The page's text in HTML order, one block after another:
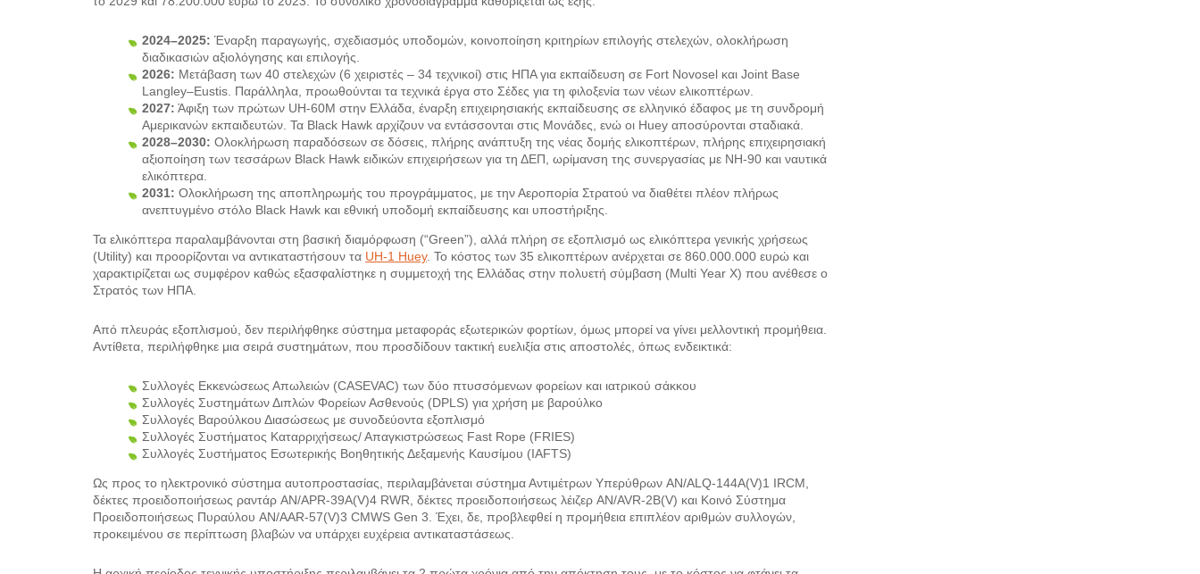
2024–2025: Έναρξη παραγωγής, σχεδιασμός υποδομών, κοινοποίηση κριτηρίων επιλογής στελεχών, ολοκλήρωση
διαδικασιών αξιολόγησης και επιλογής.
2026: Μετάβαση των 40 στελεχών (6 χειριστές – 34 τεχνικοί) στις ΗΠΑ για εκπαίδευση σε Fort Novosel και Joint Base
Langley–Eustis. Παράλληλα, προωθούνται τα τεχνικά έργα στο Σέδες για τη φιλοξενία των νέων ελικοπτέρων.
2027: Άφιξη των πρώτων UH-60M στην Ελλάδα, έναρξη επιχειρησιακής εκπαίδευσης σε ελληνικό έδαφος με τη συνδρομή
Αμερικανών εκπαιδευτών. Τα Black Hawk αρχίζουν να εντάσσονται στις Μονάδες, ενώ οι Huey αποσύρονται σταδιακά.
2028–2030: Ολοκλήρωση παραδόσεων σε δόσεις, πλήρης ανάπτυξη της νέας δομής ελικοπτέρων, πλήρης επιχειρησιακή
αξιοποίηση των τεσσάρων Black Hawk ειδικών επιχειρήσεων για τη ΔΕΠ, ωρίμανση της συνεργασίας με NH-90 και ναυτικά
ελικόπτερα.
2031: Ολοκλήρωση της αποπληρωμής του προγράμματος, με την Αεροπορία Στρατού να διαθέτει πλέον πλήρως
ανεπτυγμένο στόλο Black Hawk και εθνική υποδομή εκπαίδευσης και υποστήριξης.
Τα ελικόπτερα παραλαμβάνονται στη βασική διαμόρφωση (“Green”), αλλά πλήρη σε εξοπλισμό ως ελικόπτερα γενικής χρήσεως
(Utility) και προορίζονται να αντικαταστήσουν τα UH-1 Huey. Το κόστος των 35 ελικοπτέρων ανέρχεται σε 860.000.000 ευρώ και
χαρακτιρίζεται ως συμφέρον καθώς εξασφαλίστηκε η συμμετοχή της Ελλάδας στην πολυετή σύμβαση (Multi Year X) που ανέθεσε ο
Στρατός των ΗΠΑ.
Από πλευράς εξοπλισμού, δεν περιλήφθηκε σύστημα μεταφοράς εξωτερικών φορτίων, όμως μπορεί να γίνει μελλοντική προμήθεια.
Αντίθετα, περιλήφθηκε μια σειρά συστημάτων, που προσδίδουν τακτική ευελιξία στις αποστολές, όπως ενδεικτικά:
Συλλογές Εκκενώσεως Απωλειών (CASEVAC) των δύο πτυσσόμενων φορείων και ιατρικού σάκκου
Συλλογές Συστημάτων Διπλών Φορείων Ασθενούς (DPLS) για χρήση με βαρούλκο
Συλλογές Βαρούλκου Διασώσεως με συνοδεύοντα εξοπλισμό
Συλλογές Συστήματος Καταρριχήσεως/ Απαγκιστρώσεως Fast Rope (FRIES)
Συλλογές Συστήματος Εσωτερικής Βοηθητικής Δεξαμενής Καυσίμου (IAFTS)
Ως προς το ηλεκτρονικό σύστημα αυτοπροστασίας, περιλαμβάνεται σύστημα Αντιμέτρων Υπερύθρων AN/ALQ-144A(V)1 IRCM,
δέκτες προειδοποιήσεως ραντάρ AN/APR-39A(V)4 RWR, δέκτες προειδοποιήσεως λέιζερ AN/AVR-2B(V) και Κοινό Σύστημα
Προειδοποιήσεως Πυραύλου AN/AAR-57(V)3 CMWS Gen 3. Έχει, δε, προβλεφθεί η προμήθεια επιπλέον αριθμών συλλογών,
προκειμένου σε περίπτωση βλαβών να υπάρχει ευχέρεια αντικαταστάσεως.